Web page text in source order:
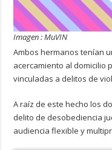
Imagen : MuVIN
Ambos hermanos tenían
acercamiento al domicilio
vinculadas a delitos de
A raíz de este hecho los
delito de desobediencia
audiencia flexible y